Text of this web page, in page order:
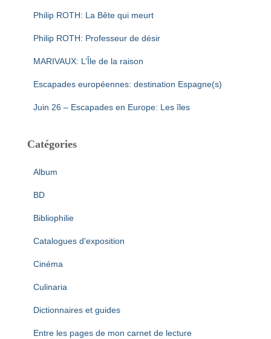
Philip ROTH: La Bête qui meurt
Philip ROTH: Professeur de désir
MARIVAUX: L’Île de la raison
Escapades européennes: destination Espagne(s)
Juin 26 – Escapades en Europe: Les îles
Catégories
Album
BD
Bibliophilie
Catalogues d'exposition
Cinéma
Culinaria
Dictionnaires et guides
Entre les pages de mon carnet de lecture